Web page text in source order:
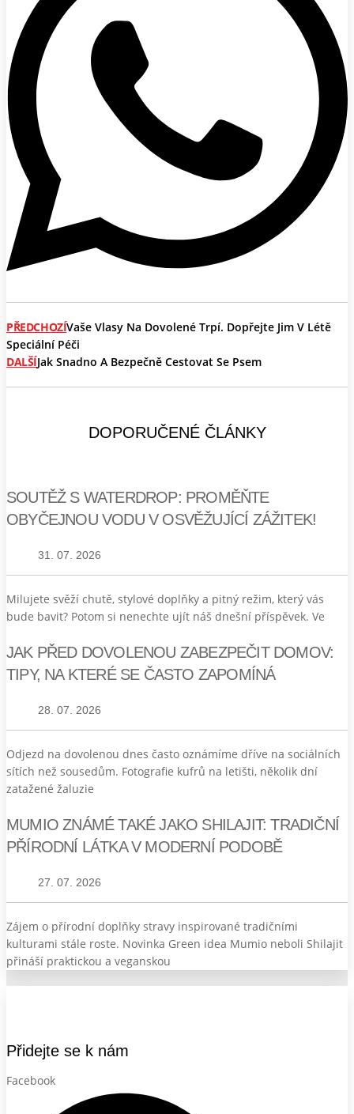
PŘEDCHOZÍVaše Vlasy Na Dovolené Trpí. Dopřejte Jim V Létě
Speciální Péči
DALŠÍJak Snadno A Bezpečně Cestovat Se Psem
DOPORUČENÉ ČLÁNKY
SOUTĚŽ S WATERDROP: PROMĚŇTE
OBYČEJNOU VODU V OSVĚŽUJÍCÍ ZÁŽITEK!
31. 07. 2026
Milujete svěží chutě, stylové doplňky a pitný režim, který vás
bude bavit? Potom si nenechte ujít náš dnešní příspěvek. Ve
JAK PŘED DOVOLENOU ZABEZPEČIT DOMOV:
TIPY, NA KTERÉ SE ČASTO ZAPOMÍNÁ
28. 07. 2026
Odjezd na dovolenou dnes často oznámíme dříve na sociálních
sítích než sousedům. Fotografie kufrů na letišti, několik dní
zatažené žaluzie
MUMIO ZNÁMÉ TAKÉ JAKO SHILAJIT: TRADIČNÍ
PŘÍRODNÍ LÁTKA V MODERNÍ PODOBĚ
27. 07. 2026
Zájem o přírodní doplňky stravy inspirované tradičními
kulturami stále roste. Novinka Green idea Mumio neboli Shilajit
přináší praktickou a veganskou
Přidejte se k nám
Facebook